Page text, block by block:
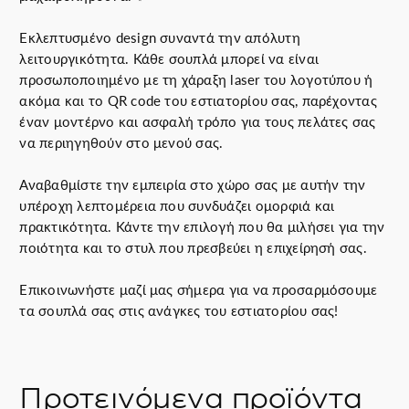
.
π
ο
σ
ό
τ
τ
α
Εκλεπτυσμένο design συναντά την απόλυτη
λειτουργικότητα. Κάθε σουπλά μπορεί να είναι
προσωποποιημένο με τη χάραξη laser του λογοτύπου ή
ακόμα και το QR code του εστιατορίου σας, παρέχοντας
έναν μοντέρνο και ασφαλή τρόπο για τους πελάτες σας
να περιηγηθούν στο μενού σας.
Αναβαθμίστε την εμπειρία στο χώρο σας με αυτήν την
υπέροχη λεπτομέρεια που συνδυάζει ομορφιά και
πρακτικότητα. Κάντε την επιλογή που θα μιλήσει για την
ποιότητα και το στυλ που πρεσβεύει η επιχείρησή σας.
Επικοινωνήστε μαζί μας σήμερα για να προσαρμόσουμε
τα σουπλά σας στις ανάγκες του εστιατορίου σας!
Προτεινόμενα προϊόντα